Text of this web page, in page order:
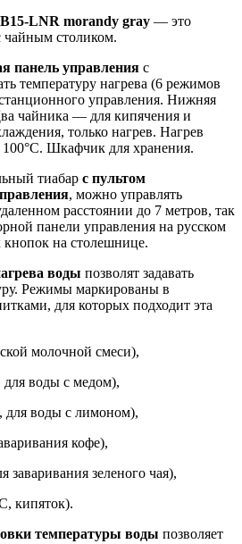
LNR morandy gray — это
чайным столиком.
панель управления с
температуру нагрева (6 режимов
управления. Нижняя
чайника — для кипячения и
только нагрев. Нагрев
Шкафчик для хранения.
тиабар с пультом
, можно управлять
расстоянии до 7 метров, так
панели управления на русском
на столешнице.
воды позволят задавать
Режимы маркированы в
для которых подходит эта
молочной смеси),
для воды с медом),
для воды с лимоном),
кофе),
заваривания зеленого чая),
кипяток).
температуры воды позволяет